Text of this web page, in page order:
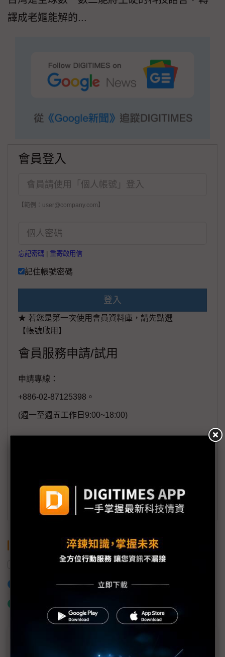
譯成老嫗能解的...
會員登入
【範例：user@company.com】
忘記密碼 重寄啟用信
記住帳號密碼
登入
★ 若您是第一次使用會員資料庫，請先點選
【帳號啟用】
會員服務申請/試用
申請專線：
+886-02-87125398。
(週一至週五工作日9:00~18:00)
訂閱DIGITIMES 行動版
智慧醫療 智慧應用
加入已選取到「關鍵字追蹤」